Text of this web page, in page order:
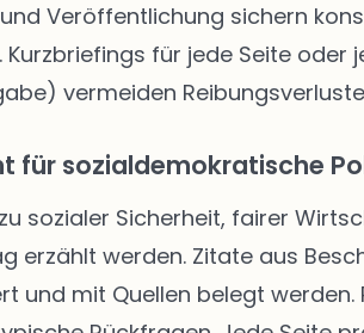
Veröffentlichung sichern
Kurzbriefings für jede Seite
vermeiden
für sozialdemokratische
sozialer Sicherheit, fairer
erzählt werden. Zitate aus
und mit Quellen belegt